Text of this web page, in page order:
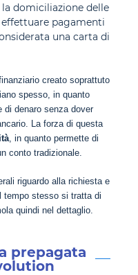
la domiciliazione delle
pagamenti
una carta di
creato soprattuto
spesso, in quanto
di denaro senza dover
La forza di questa
, in quanto permette di
conto tradizionale.
riguardo alla richiesta e
tempo stesso si tratta di
quindi nel dettaglio.
prepagata